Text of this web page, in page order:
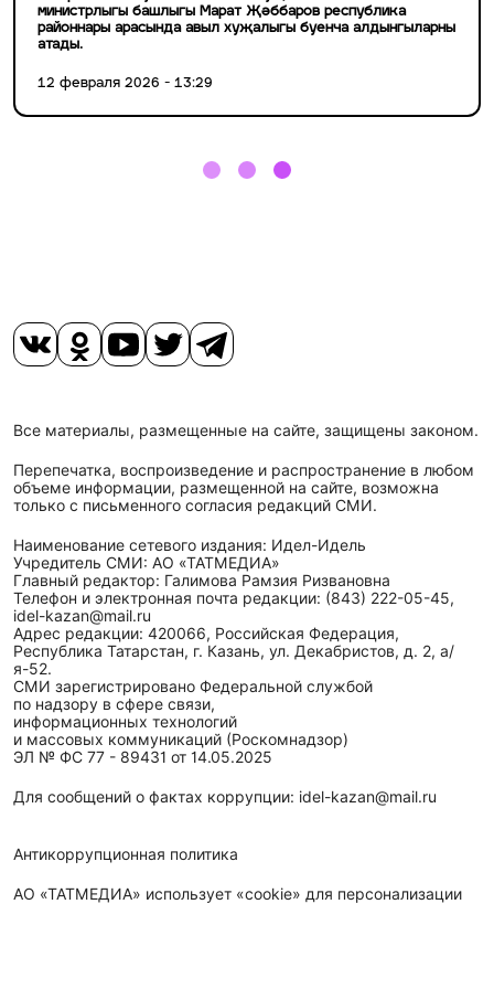
министрлыгы башлыгы Марат Җәббаров республика
районнары арасында авыл хуҗалыгы буенча алдынгыларны
атады.
12 февраля 2026 - 13:29
Все материалы, размещенные на сайте, защищены законом.
Перепечатка, воспроизведение и распространение в любом
объеме информации, размещенной на сайте, возможна
только с письменного согласия редакций СМИ.
Наименование сетевого издания: Идел-Идель
Учредитель СМИ: АО «ТАТМЕДИА»
Главный редактор: Галимова Рамзия Ризвановна
Телефон и электронная почта редакции: (843) 222-05-45,
idel-kazan@mail.ru
Адрес редакции: 420066, Российская Федерация,
Республика Татарстан, г. Казань, ул. Декабристов, д. 2, а/
я-52.
СМИ зарегистрировано Федеральной службой
по надзору в сфере связи,
информационных технологий
и массовых коммуникаций (Роскомнадзор)
ЭЛ № ФС 77 - 89431 от 14.05.2025
Для сообщений о фактах коррупции: idel-kazan@mail.ru
Антикоррупционная политика
АО «ТАТМЕДИА» использует «cookie» для персонализации